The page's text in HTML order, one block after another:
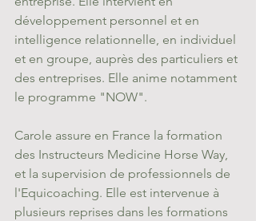
développement personnel et en
intelligence relationnelle, en individuel
et en groupe, auprès des particuliers et
des entreprises. Elle anime notamment
le programme "NOW".
Carole assure en France la formation
des Instructeurs Medicine Horse Way,
et la supervision de professionnels de
l'Equicoaching. Elle est intervenue à
plusieurs reprises dans les formations